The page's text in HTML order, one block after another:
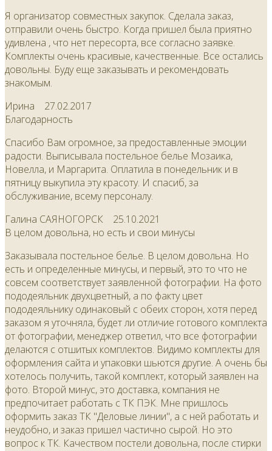
Я организатор совместных закупок. Сделала заказ,
отправили очень быстро. Когда пришел была приятно
удивлена , что нет пересорта, все согласно заявке.
Комплекты очень красивые, качественные. Все остались
довольны. Буду еще заказывать и рекомендовать
знакомым.
Ирина 27.02.2017
Благодарность
Спасибо Вам огромное, за предоставленные эмоции
радости. Выписывала постельное белье Мозаика,
Новелла, и Маргарита. Оплатила в понедельник и в
пятницу выкупила эту красоту. И спасиб, за
обслуживание, всему персоналу.
Галина САЯНОГОРСК 25.10.2021
В целом довольна, но есть и свои минусы
Заказывала постельное белье. В целом довольна. Но
есть и определенные минусы, и первый, это то что не
совсем соответствует заявленной фотографии. На фото
пододеяльник двухцветный, а по факту цвет
пододеяльнику одинаковый с обеих сторон, хотя перед
заказом я уточняла, будет ли отличие готового комплекта
от фотографии, менеджер ответил, что все фотографии
делаются с отшитых комплектов. Видимо комплекты для
оформления сайта и упаковки шьются другие. А очень бы
хотелось получить, такой комплект, который заявлен на
фото. Второй минус, это доставка, компания не
предпочитает работать с ТК ПЭК. Мне пришлось
оформить заказ ТК "Деловые линии", а с ней работать и
неудобно, и заказ пришел частично сырой. Но это
вопрос к ТК. Качеством постели довольна, после стирки